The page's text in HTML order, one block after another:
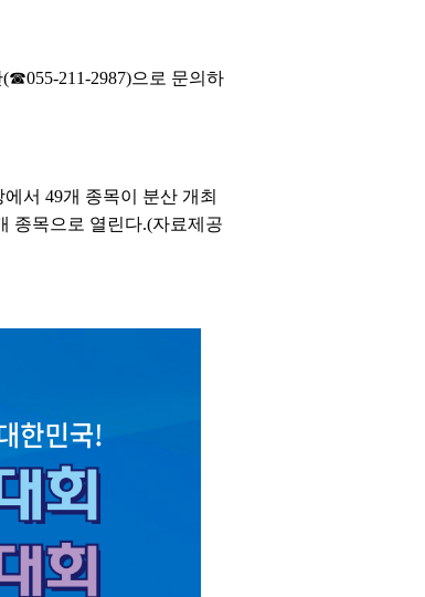
211-2987)으로 문의하
서 49개 종목이 분산 개최
종목으로 열린다.(자료제공